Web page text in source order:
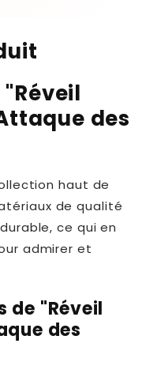
des
haut de
de qualité
ce qui en
admirer et
de "Réveil
des